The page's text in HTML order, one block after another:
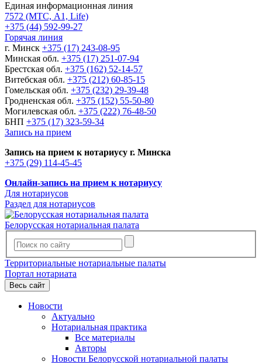
Единая информационная линия
7572 (МТС, A1, Life)
+375 (44) 592-99-27
Горячая линия
г. Минск +375 (17) 243-08-95
Минская обл. +375 (17) 251-07-94
Брестская обл. +375 (162) 52-14-57
Витебская обл. +375 (212) 60-85-15
Гомельская обл. +375 (232) 29-39-48
Гродненская обл. +375 (152) 55-50-80
Могилевская обл. +375 (222) 76-48-50
БНП +375 (17) 323-59-34
Запись на прием
Запись на прием к нотариусу г. Минска
+375 (29) 114-45-45
Онлайн-запись на прием к нотариусу
Для нотариусов
Раздел для нотариусов
Белорусская нотариальная палата
Территориальные нотариальные палаты
Портал нотариата
Весь сайт
Новости
Актуально
Нотариальная практика
Все материалы
Авторы
Новости Белорусской нотариальной палаты